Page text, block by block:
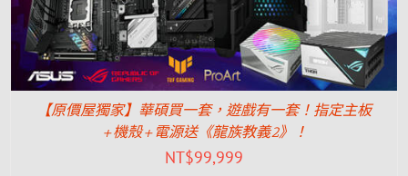
【原價屋獨家】華碩買一套，遊戲有一套！指定主板
+機殼+電源送《龍族教義2》！
NT$99,999